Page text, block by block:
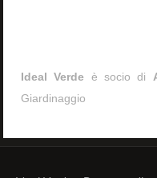
Ideal Verde è socio di
Giardinaggio